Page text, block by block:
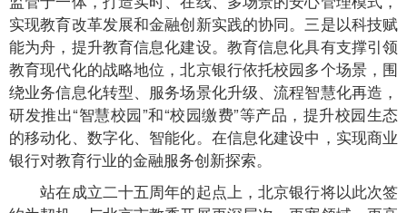
实现教育改革发展和金融创新实践的协同。三是以科技赋
能为舟，提升教育信息化建设。教育信息化具有支撑引领
教育现代化的战略地位，北京银行依托校园多个场景，围
绕业务信息化转型、服务场景化升级、流程智慧化再造，
研发推出“智慧校园”和“校园缴费”等产品，提升校园生态
的移动化、数字化、智能化。在信息化建设中，实现商业
银行对教育行业的金融服务创新探索。
站在成立二十五周年的起点上，北京银行将以此次签